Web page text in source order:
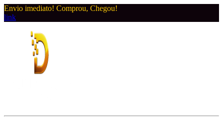
Envio imediato! Comprou, Chegou!
link